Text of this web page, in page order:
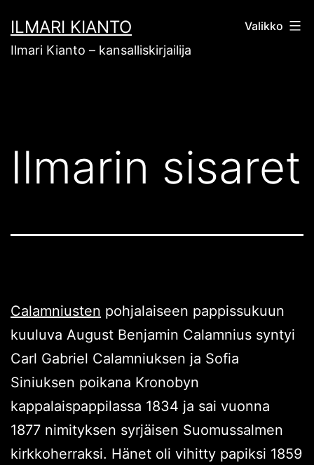
sisältöön
ILMARI KIANTO
Ilmari Kianto – kansalliskirjailija
Valikko
Ilmarin sisaret
Calamniusten pohjalaiseen pappissukuun
kuuluva August Benjamin Calamnius syntyi
Carl Gabriel Calamniuksen ja Sofia
Siniuksen poikana Kronobyn
kappalaispappilassa 1834 ja sai vuonna
1877 nimityksen syrjäisen Suomussalmen
kirkkoherraksi. Hänet oli vihitty papiksi 1859